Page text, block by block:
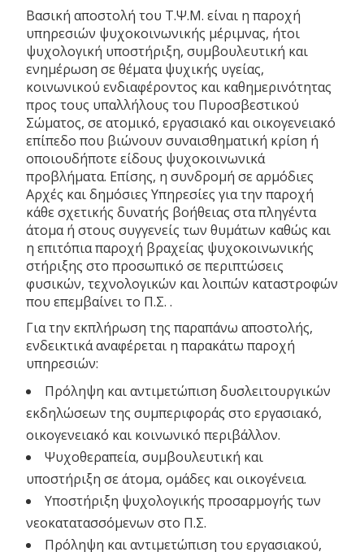
Βασική αποστολή του Τ.Ψ.Μ. είναι η παροχή
υπηρεσιών ψυχοκοινωνικής μέριμνας, ήτοι
ψυχολογική υποστήριξη, συμβουλευτική και
ενημέρωση σε θέματα ψυχικής υγείας,
κοινωνικού ενδιαφέροντος και καθημερινότητας
προς τους υπαλλήλους του Πυροσβεστικού
Σώματος, σε ατομικό, εργασιακό και οικογενειακό
επίπεδο που βιώνουν συναισθηματική κρίση ή
οποιουδήποτε είδους ψυχοκοινωνικά
προβλήματα. Επίσης, η συνδρομή σε αρμόδιες
Αρχές και δημόσιες Υπηρεσίες για την παροχή
κάθε σχετικής δυνατής βοήθειας στα πληγέντα
άτομα ή στους συγγενείς των θυμάτων καθώς και
η επιτόπια παροχή βραχείας ψυχοκοινωνικής
στήριξης στο προσωπικό σε περιπτώσεις
φυσικών, τεχνολογικών και λοιπών καταστροφών
που επεμβαίνει το Π.Σ. .
Για την εκπλήρωση της παραπάνω αποστολής,
ενδεικτικά αναφέρεται η παρακάτω παροχή
υπηρεσιών:
Πρόληψη και αντιμετώπιση δυσλειτουργικών
εκδηλώσεων της συμπεριφοράς στο εργασιακό,
οικογενειακό και κοινωνικό περιβάλλον.
Ψυχοθεραπεία, συμβουλευτική και
υποστήριξη σε άτομα, ομάδες και οικογένεια.
Υποστήριξη ψυχολογικής προσαρμογής των
νεοκατατασσόμενων στο Π.Σ.
Πρόληψη και αντιμετώπιση του εργασιακού,